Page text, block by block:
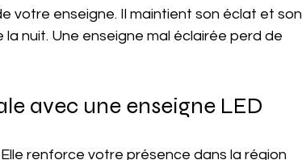
votre enseigne. Il maintient son éclat et son
nuit. Une enseigne mal éclairée perd de
avec une enseigne LED
renforce votre présence dans la région